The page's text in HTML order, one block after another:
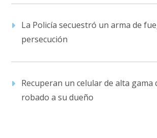
La Policía secuestró un arma de
persecución
Recuperan un celular de alta gama
robado a su dueño